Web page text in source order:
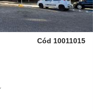
Cód 10011015